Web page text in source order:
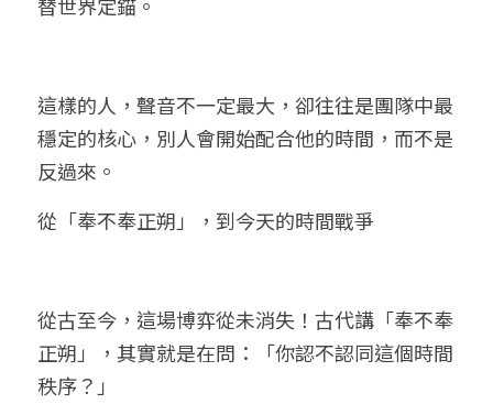
這樣的人，聲音不一定最大，卻往往是團隊中最
穩定的核心，別人會開始配合他的時間，而不是
反過來。
從「奉不奉正朔」，到今天的時間戰爭
從古至今，這場博弈從未消失！古代講「奉不奉
正朔」，其實就是在問：「你認不認同這個時間
秩序？」